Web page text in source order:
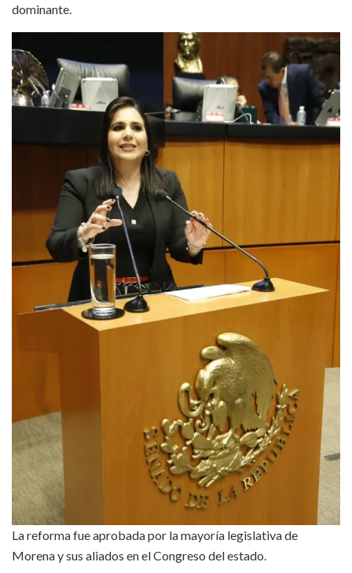
dominante.
La reforma fue aprobada por la mayoría legislativa de
Morena y sus aliados en el Congreso del estado.